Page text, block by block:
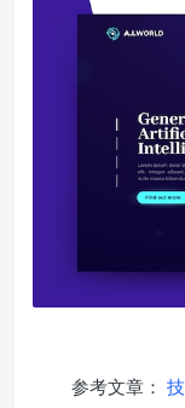
参考文章：